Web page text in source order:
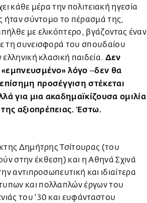
κάθε μέρα την πολιτειακή ηγεσία
ήταν σύντομο το πέρασμά της,
με ελικόπτερο, βγάζοντας έναν
τη συνεισφορά του σπουδαίου
κλασική παιδεία. Δεν
«εμπνευσμένο» λόγο ‒δεν θα
προσέγγιση στέκεται
για μια ακαδημαϊκίζουσα ομιλία
αξιοπρέπειας. Έστω.
Δημήτρης Τσίτουρας (του
στην έκθεση) και η Αθηνά Σχινά
αντιπροσωπευτική και ιδιαίτερα
και πολλαπλών έργων του
του '30 και ευφάνταστου